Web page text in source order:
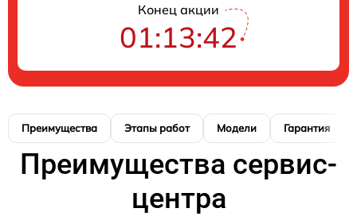
Конец акции
01:13:41
Преимущества Этапы работ Модели Гарантия
Преимущества сервис-
центра